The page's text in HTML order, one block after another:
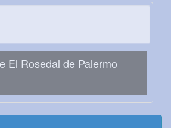
El Rosedal de Palermo